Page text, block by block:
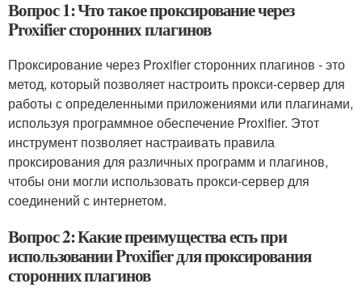
Вопрос 1: Что такое проксирование через
Proxifier сторонних плагинов
Проксирование через Proxifier сторонних плагинов - это
метод, который позволяет настроить прокси-сервер для
работы с определенными приложениями или плагинами,
используя программное обеспечение Proxifier. Этот
инструмент позволяет настраивать правила
проксирования для различных программ и плагинов,
чтобы они могли использовать прокси-сервер для
соединений с интернетом.
Вопрос 2: Какие преимущества есть при
использовании Proxifier для проксирования
сторонних плагинов